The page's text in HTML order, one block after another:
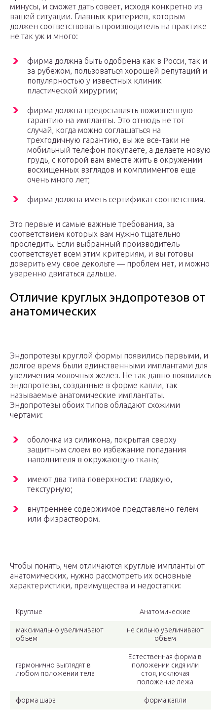
минусы, и сможет дать совеет, исходя конкретно из
вашей ситуации. Главных критериев, которым
должен соответствовать производитель на практике
не так уж и много:
фирма должна быть одобрена как в Росси, так и
за рубежом, пользоваться хорошей репутаций и
популярностью у известных клиник
пластической хирургии;
фирма должна предоставлять пожизненную
гарантию на импланты. Это отнюдь не тот
случай, когда можно соглашаться на
трехгодичную гарантию, вы же все-таки не
мобильный телефон покупаете, а делаете новую
грудь, с которой вам вместе жить в окружении
восхищенных взглядов и комплиментов еще
очень много лет;
фирма должна иметь сертификат соответствия.
Это первые и самые важные требования, за
соответствием которых вам нужно тщательно
проследить. Если выбранный производитель
соответствует всем этим критериям, и вы готовы
доверить ему свое декольте — проблем нет, и можно
уверенно двигаться дальше.
Отличие круглых эндопротезов от
анатомических
Эндопротезы круглой формы появились первыми, и
долгое время были единственными имплантами для
увеличения молочных желез. Не так давно появились
эндопротезы, созданные в форме капли, так
называемые анатомические имплантаты.
Эндопротезы обоих типов обладают схожими
чертами:
оболочка из силикона, покрытая сверху
защитным слоем во избежание попадания
наполнителя в окружающую ткань;
имеют два типа поверхности: гладкую,
текстурную;
внутреннее содержимое представлено гелем
или физраствором.
Чтобы понять, чем отличаются круглые импланты от
анатомических, нужно рассмотреть их основные
характеристики, преимущества и недостатки:
Круглые Анатомические
максимально увеличивают
объем
не сильно увеличивают
объем
гармонично выглядят в
любом положении тела
Естественная форма в
положении сидя или
стоя, исключая
положение лежа
форма шара форма капли